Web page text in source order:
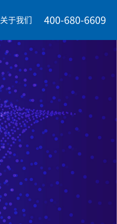
400-680-6609
关于我们